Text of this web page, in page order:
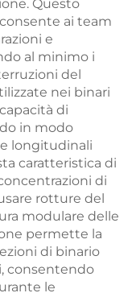
Questo
ai team
e
al minimo i
del
nei binari
di
in modo
longitudinali
caratteristica di
di
rotture del
modulare delle
permette la
di binario
consentendo
le